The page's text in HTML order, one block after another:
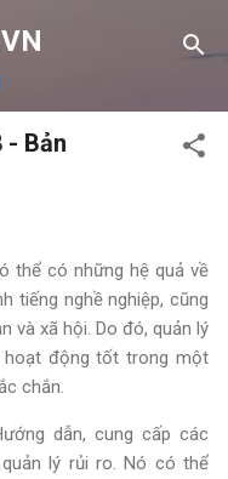
chính
- Bản
thể có những hệ quả về
tiếng nghề nghiệp, cũng
và xã hội. Do đó, quản lý
động tốt trong một
chắn.
dẫn, cung cấp các
lý rủi ro. Nó có thể